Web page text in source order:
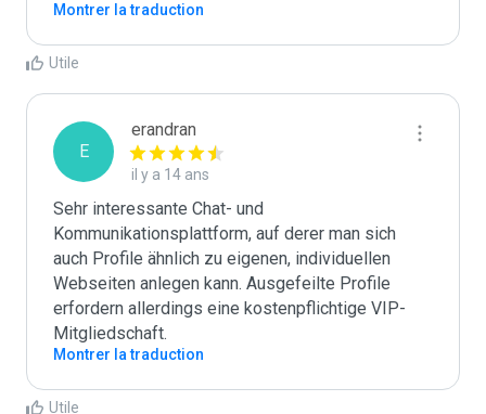
Montrer la traduction
Utile
E
erandran
il y a 14 ans
Sehr interessante Chat- und
Kommunikationsplattform, auf derer man sich
auch Profile ähnlich zu eigenen, individuellen
Webseiten anlegen kann. Ausgefeilte Profile
erfordern allerdings eine kostenpflichtige VIP-
Mitgliedschaft.
Montrer la traduction
Utile